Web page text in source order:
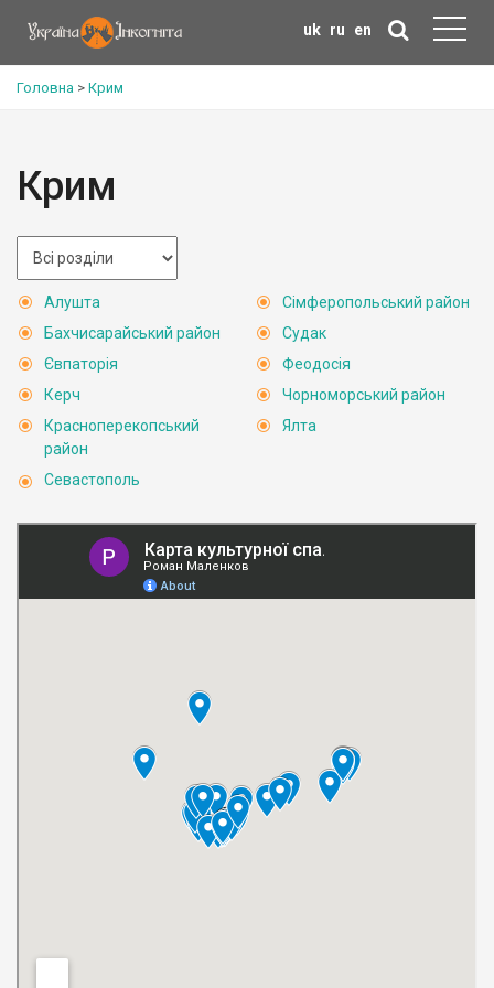
uk ru en
Головна > Крим
Крим
Алушта
Бахчисарайський район
Євпаторія
Керч
Красноперекопський
район
Севастополь
Сімферопольський район
Судак
Феодосія
Чорноморський район
Ялта